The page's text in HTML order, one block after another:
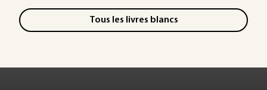
Tous les livres blancs